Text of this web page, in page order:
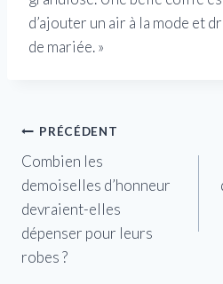
d’ajouter un air à la mode et
de mariée. »
Navigation
de
l’article
PRÉCÉDENT
Combien les
demoiselles d’honneur
devraient-elles
dépenser pour leurs
robes ?